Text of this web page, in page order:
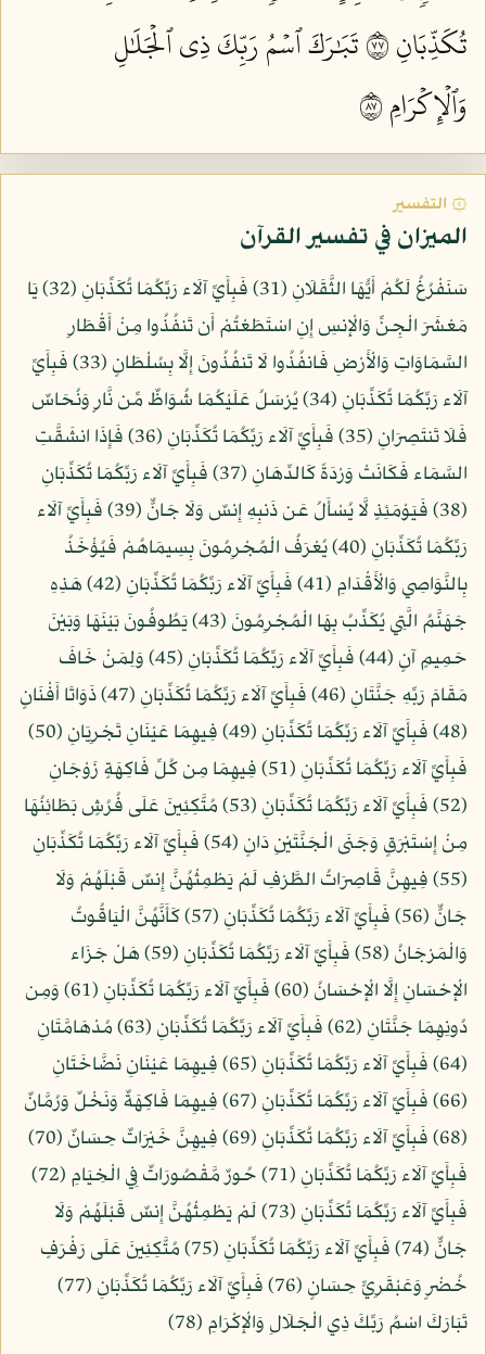
تُكَذِّبَانِ ٧٧
تَبَٰرَكَ ٱسۡمُ رَبِّكَ ذِي ٱلۡجَلَٰلِ
وَٱلۡإِكۡرَامِ ٧٨
۞ التفسير
الميزان في تفسير القرآن
سَنَفْرُغُ لَكُمْ أَيُّهَا الثَّقَلَانِ (31) فَبِأَيِّ آلَاء رَبِّكُمَا تُكَذِّبَانِ (32) يَا
مَعْشَرَ الْجِنِّ وَالْإِنسِ إِنِ اسْتَطَعْتُمْ أَن تَنفُذُوا مِنْ أَقْطَارِ
السَّمَاوَاتِ وَالْأَرْضِ فَانفُذُوا لَا تَنفُذُونَ إِلَّا بِسُلْطَانٍ (33) فَبِأَيِّ
آلَاء رَبِّكُمَا تُكَذِّبَانِ (34) يُرْسَلُ عَلَيْكُمَا شُوَاظٌ مِّن نَّارٍ وَنُحَاسٌ
فَلَا تَنتَصِرَانِ (35) فَبِأَيِّ آلَاء رَبِّكُمَا تُكَذِّبَانِ (36) فَإِذَا انشَقَّتِ
السَّمَاء فَكَانَتْ وَرْدَةً كَالدِّهَانِ (37) فَبِأَيِّ آلَاء رَبِّكُمَا تُكَذِّبَانِ
(38) فَيَوْمَئِذٍ لَّا يُسْأَلُ عَن ذَنبِهِ إِنسٌ وَلَا جَانٌّ (39) فَبِأَيِّ آلَاء
رَبِّكُمَا تُكَذِّبَانِ (40) يُعْرَفُ الْمُجْرِمُونَ بِسِيمَاهُمْ فَيُؤْخَذُ
بِالنَّوَاصِي وَالْأَقْدَامِ (41) فَبِأَيِّ آلَاء رَبِّكُمَا تُكَذِّبَانِ (42) هَذِهِ
جَهَنَّمُ الَّتِي يُكَذِّبُ بِهَا الْمُجْرِمُونَ (43) يَطُوفُونَ بَيْنَهَا وَبَيْنَ
حَمِيمٍ آنٍ (44) فَبِأَيِّ آلَاء رَبِّكُمَا تُكَذِّبَانِ (45) وَلِمَنْ خَافَ
مَقَامَ رَبِّهِ جَنَّتَانِ (46) فَبِأَيِّ آلَاء رَبِّكُمَا تُكَذِّبَانِ (47) ذَوَاتَا أَفْنَانٍ
(48) فَبِأَيِّ آلَاء رَبِّكُمَا تُكَذِّبَانِ (49) فِيهِمَا عَيْنَانِ تَجْرِيَانِ (50)
فَبِأَيِّ آلَاء رَبِّكُمَا تُكَذِّبَانِ (51) فِيهِمَا مِن كُلِّ فَاكِهَةٍ زَوْجَانِ
(52) فَبِأَيِّ آلَاء رَبِّكُمَا تُكَذِّبَانِ (53) مُتَّكِئِينَ عَلَى فُرُشٍ بَطَائِنُهَا
مِنْ إِسْتَبْرَقٍ وَجَنَى الْجَنَّتَيْنِ دَانٍ (54) فَبِأَيِّ آلَاء رَبِّكُمَا تُكَذِّبَانِ
(55) فِيهِنَّ قَاصِرَاتُ الطَّرْفِ لَمْ يَطْمِثْهُنَّ إِنسٌ قَبْلَهُمْ وَلَا
جَانٌّ (56) فَبِأَيِّ آلَاء رَبِّكُمَا تُكَذِّبَانِ (57) كَأَنَّهُنَّ الْيَاقُوتُ
وَالْمَرْجَانُ (58) فَبِأَيِّ آلَاء رَبِّكُمَا تُكَذِّبَانِ (59) هَلْ جَزَاء
الْإِحْسَانِ إِلَّا الْإِحْسَانُ (60) فَبِأَيِّ آلَاء رَبِّكُمَا تُكَذِّبَانِ (61) وَمِن
دُونِهِمَا جَنَّتَانِ (62) فَبِأَيِّ آلَاء رَبِّكُمَا تُكَذِّبَانِ (63) مُدْهَامَّتَانِ
(64) فَبِأَيِّ آلَاء رَبِّكُمَا تُكَذِّبَانِ (65) فِيهِمَا عَيْنَانِ نَضَّاخَتَانِ
(66) فَبِأَيِّ آلَاء رَبِّكُمَا تُكَذِّبَانِ (67) فِيهِمَا فَاكِهَةٌ وَنَخْلٌ وَرُمَّانٌ
(68) فَبِأَيِّ آلَاء رَبِّكُمَا تُكَذِّبَانِ (69) فِيهِنَّ خَيْرَاتٌ حِسَانٌ (70)
فَبِأَيِّ آلَاء رَبِّكُمَا تُكَذِّبَانِ (71) حُورٌ مَّقْصُورَاتٌ فِي الْخِيَامِ (72)
فَبِأَيِّ آلَاء رَبِّكُمَا تُكَذِّبَانِ (73) لَمْ يَطْمِثْهُنَّ إِنسٌ قَبْلَهُمْ وَلَا
جَانٌّ (74) فَبِأَيِّ آلَاء رَبِّكُمَا تُكَذِّبَانِ (75) مُتَّكِئِينَ عَلَى رَفْرَفٍ
خُضْرٍ وَعَبْقَرِيٍّ حِسَانٍ (76) فَبِأَيِّ آلَاء رَبِّكُمَا تُكَذِّبَانِ (77)
تَبَارَكَ اسْمُ رَبِّكَ ذِي الْجَلَالِ وَالْإِكْرَامِ (78)